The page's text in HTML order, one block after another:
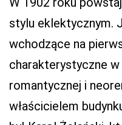
stylu eklektycznym.
wchodzące na
charakterystyczne
romantycznej i
właścicielem